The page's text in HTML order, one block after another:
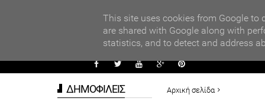
Αρχική σελίδα
ΔΗΜΟΦΙΛΕΙΣ
This site uses cookies from Google to
are shared with Google along with
statistics, and to detect and address